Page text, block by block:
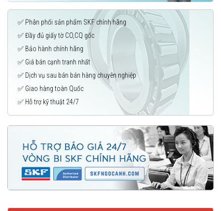
✅ Phân phối sản phẩm SKF chính hãng
✅ Đầy đủ giấy tờ CO,CQ gốc
✅ Bảo hành chính hãng
✅ Giá bán cạnh tranh nhất
✅ Dịch vụ sau bán bán hàng chuyên nghiệp
✅ Giao hàng toàn Quốc
✅ Hỗ trợ kỹ thuật 24/7